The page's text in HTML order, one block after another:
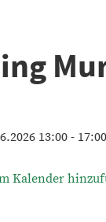
13:00 - 17:00
Kalender